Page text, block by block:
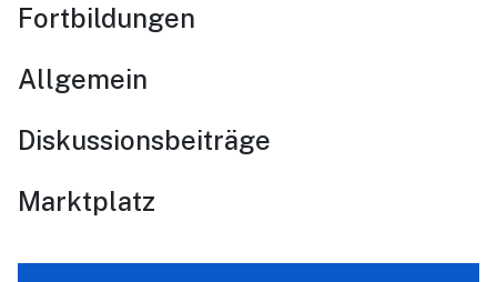
Fortbildungen
Allgemein
Diskussionsbeiträge
Marktplatz